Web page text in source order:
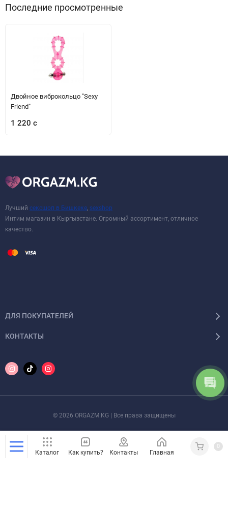
Последние просмотренные
Двойное виброкольцо "Sexy
Friend"
1 220 с
Лучший сексшоп в Бишкеке sexshop
Интим магазин в Кыргызстане. Огромный ассортимент, отличное
качество.
ДЛЯ ПОКУПАТЕЛЕЙ
КОНТАКТЫ
© 2026 ORGAZM.KG | Все права защищены
Каталог Как купить? Контакты Главная Кабинет
0